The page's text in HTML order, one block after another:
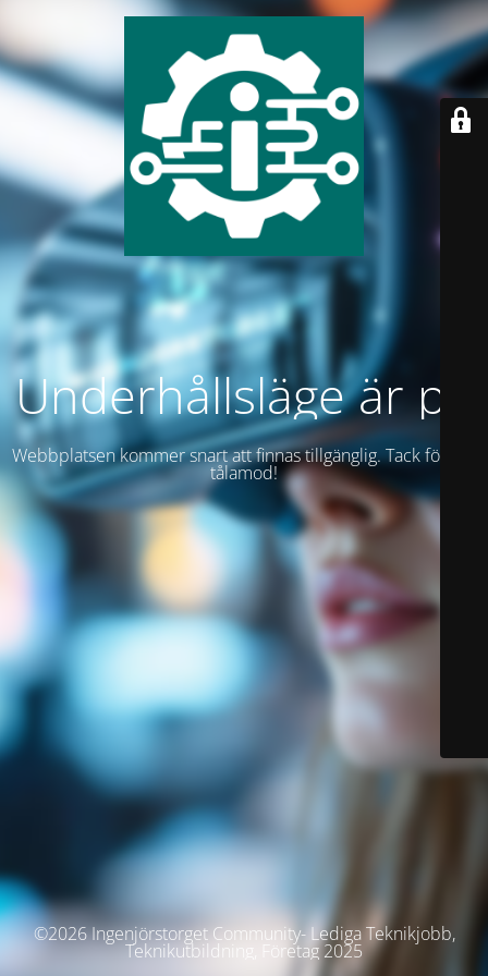
Underhållsläge är på
Webbplatsen kommer snart att finnas tillgänglig. Tack för ditt
tålamod!
©2026 Ingenjörstorget Community- Lediga Teknikjobb,
Teknikutbildning, Företag 2025